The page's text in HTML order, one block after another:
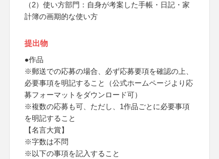
（2）使い方部門：自身が考案した手帳・日記・家
計簿の画期的な使い方
提出物
●作品
※郵送での応募の場合、必ず応募要項を確認の上、
必要事項を明記すること（公式ホームページより応
募フォーマットをダウンロード可）
※複数の応募も可、ただし、1作品ごとに必要事項
を明記すること
【名言大賞】
※字数は不問
※以下の事項を記入すること